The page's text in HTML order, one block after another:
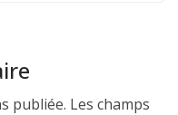
publiée. Les champs